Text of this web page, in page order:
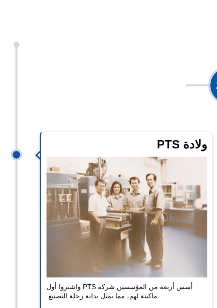
ولادة PTS
أسس أربعة من المؤسسين شركة PTS واشتروا أول
ماكينة لهم، مما يمثل بداية رحلة التصنيع.